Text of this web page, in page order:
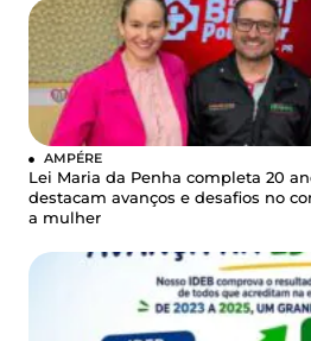
AMPÉRE
Lei Maria da Penha completa 20
destacam avanços e desafios no
a mulher